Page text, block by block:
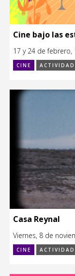
Cine bajo las
17 y 24 de
CINE
Casa Reynal
Viernes, 8 de
CINE